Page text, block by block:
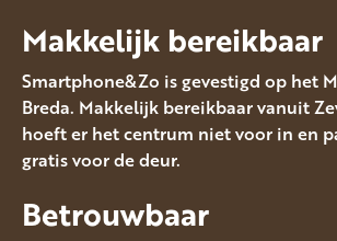
Makkelijk bereikbaar
Smartphone&Zo is gevestigd op het
Breda. Makkelijk bereikbaar vanuit
hoeft er het centrum niet voor in en
gratis voor de deur.
Betrouwbaar